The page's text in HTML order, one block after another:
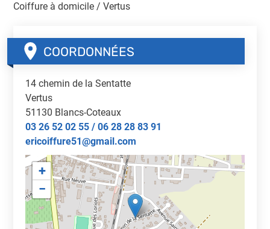
Coiffure à domicile / Vertus
COORDONNÉES
14 chemin de la Sentatte
Vertus
51130 Blancs-Coteaux
03 26 52 02 55 / 06 28 28 83 91
ericoiffure51@gmail.com
+
−